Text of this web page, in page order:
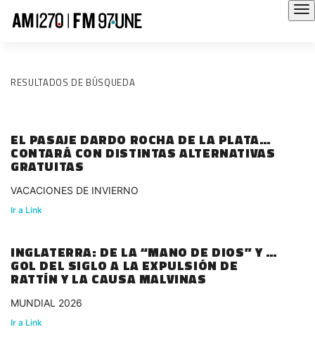
RESULTADOS DE BÚSQUEDA
EL PASAJE DARDO ROCHA DE LA PLATA
CONTARÁ CON DISTINTAS ALTERNATIVAS
GRATUITAS
VACACIONES DE INVIERNO
Ir a Link
INGLATERRA: DE LA “MANO DE DIOS” Y EL
GOL DEL SIGLO A LA EXPULSIÓN DE
RATTÍN Y LA CAUSA MALVINAS
MUNDIAL 2026
Ir a Link